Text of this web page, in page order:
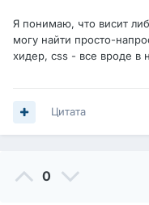
Я понимаю, что висит
могу найти просто-
хидер, css - все вроде в
Цитата
0